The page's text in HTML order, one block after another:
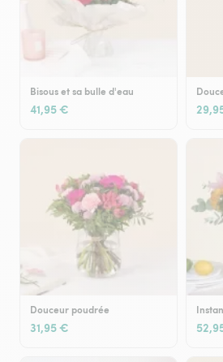
Bisous et sa bulle d'eau
41,95 €
Douceur poudrée
31,95 €